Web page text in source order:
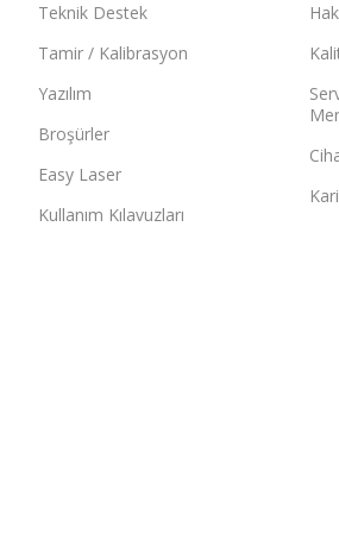
Teknik Destek
Tamir / Kalibrasyon
Yazılım
Broşürler
Easy Laser
Kullanım Kılavuzları